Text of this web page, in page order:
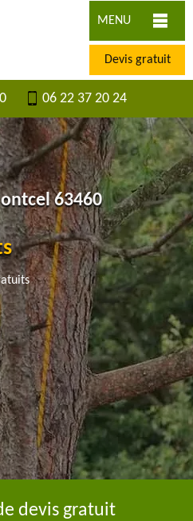
MENU
Devis gratuit
06 22 37 20 24
63460
devis gratuit